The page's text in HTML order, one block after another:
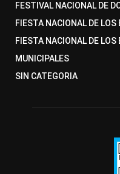
FESTIVAL NACIONAL DE
FIESTA NACIONAL DE
FIESTA NACIONAL DE
MUNICIPALES
SIN CATEGORIA